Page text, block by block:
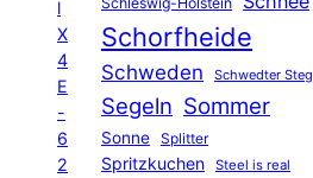
l
X
4
E
-
6
2
Schorfheide
Schweden Schwedter Steg
Segeln Sommer
Sonne Splitter
Spritzkuchen Steel is real